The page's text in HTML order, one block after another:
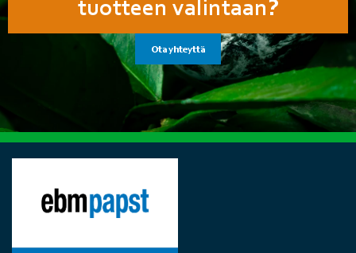
tuotteen valintaan?
Ota yhteyttä